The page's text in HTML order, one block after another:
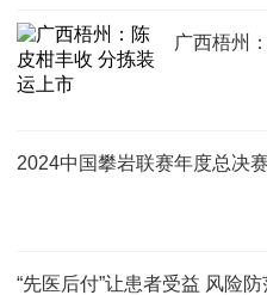
广西梧州
2024中国攀岩联赛年度总决
“先医后付”让患者受益 风险